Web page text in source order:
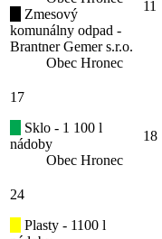
Zmesový
komunálny odpad -
Brantner Gemer s.r.o.
Obec Hronec
11
17
Sklo - 1 100 l
nádoby
Obec Hronec
18
24
Plasty - 1100 l